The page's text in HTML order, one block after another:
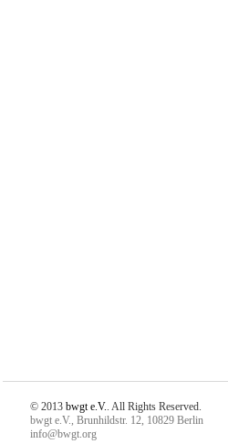
© 2013 bwgt e.V.. All Rights Reserved.
bwgt e.V., Brunhildstr. 12, 10829 Berlin
info@bwgt.org